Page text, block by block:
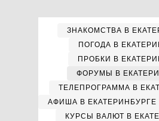
ЗНАКОМСТВА В
ПОГОДА В
ПРОБКИ В
ФОРУМЫ В
ТЕЛЕПРОГРАММА В
АФИША В ЕКАТЕРИНБУРГЕ
КУРСЫ ВАЛЮТ В